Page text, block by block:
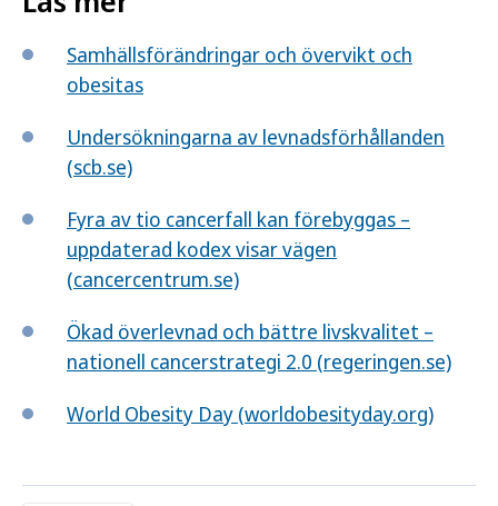
Samhällsförändringar och övervikt och
obesitas
Undersökningarna av levnadsförhållanden
(scb.se)
Fyra av tio cancerfall kan förebyggas –
uppdaterad kodex visar vägen
(cancercentrum.se)
Ökad överlevnad och bättre livskvalitet –
nationell cancerstrategi 2.0 (regeringen.se)
World Obesity Day (worldobesityday.org)